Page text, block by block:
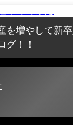
を増やして新
グ！！